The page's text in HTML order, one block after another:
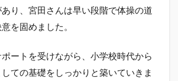
り、宮田さんは早い段階で体操の道
を固めました。
ートを受けながら、小学校時代から
ての基礎をしっかりと築いていきま